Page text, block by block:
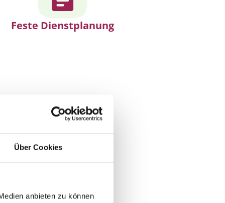
Über Cookies
anbieten zu können
Feste Dienstplanung